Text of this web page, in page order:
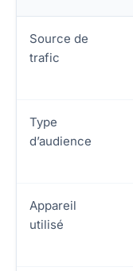
Source de
trafic
Type
d’audience
Appareil
utilisé